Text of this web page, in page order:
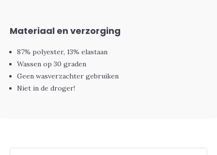
Materiaal en verzorging
87% polyester, 13% elastaan
Wassen op 30 graden
Geen wasverzachter gebruiken
Niet in de droger!